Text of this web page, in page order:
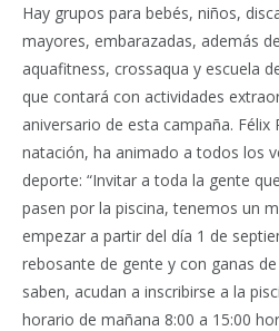
Hay grupos para bebés, niños,
mayores, embarazadas, además
aquafitness, crossaqua y escuela
que contará con actividades
aniversario de esta campaña. Félix
natación, ha animado a todos los
deporte: “Invitar a toda la gente
pasen por la piscina, tenemos un
empezar a partir del día 1 de
rebosante de gente y con ganas
saben, acudan a inscribirse a la
horario de mañana 8:00 a 15:00